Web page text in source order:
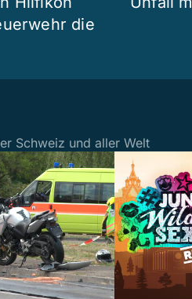
die
Schweiz und aller Welt